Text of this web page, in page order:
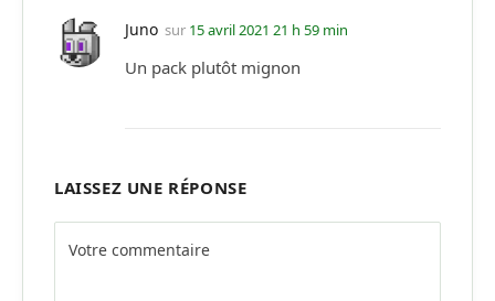
Juno sur 15 avril 2021 21 h 59 min
Un pack plutôt mignon
LAISSEZ UNE RÉPONSE